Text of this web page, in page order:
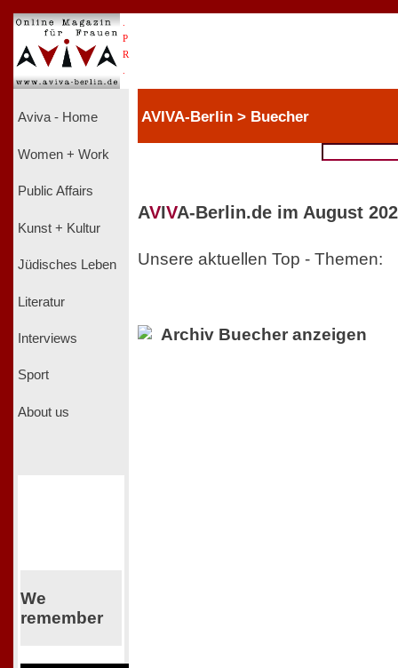
P
R
Aviva - Home
Women + Work
Public Affairs
Kunst + Kultur
Jüdisches Leben
Literatur
Interviews
Sport
About us
We
remember
AVIVA-Berlin > Buecher
AVIVA-Berlin.de im August
Unsere aktuellen Top - Themen:
Archiv Buecher anzeigen